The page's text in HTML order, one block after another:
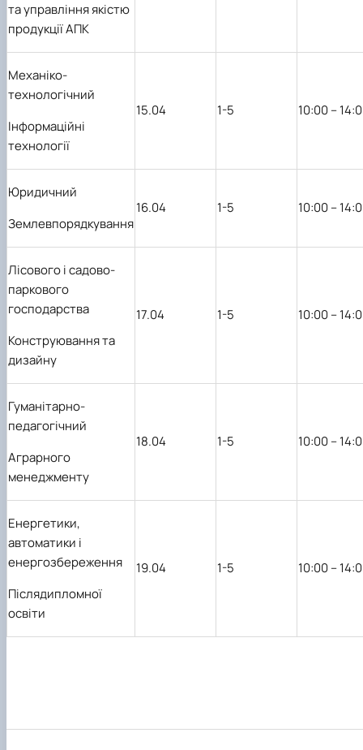
та управління якістю
продукції АПК
Механіко-
технологічний
Інформаційні
технології
15.04 1-5 10:00 –
Юридичний
Землевпорядкування
16.04 1-5 10:00 –
Лісового і садово-
паркового
господарства
Конструювання та
дизайну
17.04 1-5 10:00 –
Гуманітарно-
педагогічний
Аграрного
менеджменту
18.04 1-5 10:00 –
Енергетики,
автоматики і
енергозбереження
Післядипломної
освіти
19.04 1-5 10:00 –